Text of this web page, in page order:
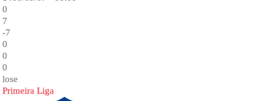
0
7
-7
0
0
0
lose
Primeira Liga